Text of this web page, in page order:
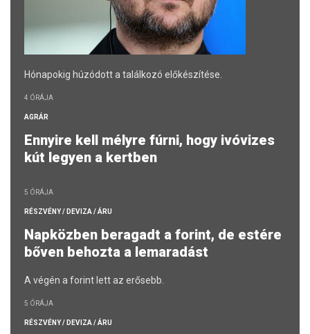
Hónapokig húzódott a találkozó előkészítése.
4 ÓRÁJA
AGRÁR
Ennyire kell mélyre fúrni, hogy ivóvizes
kút legyen a kertben
5 ÓRÁJA
RÉSZVÉNY / DEVIZA / ÁRU
Napközben beragadt a forint, de estére
bőven behozta a lemaradást
A végén a forint lett az erősebb.
5 ÓRÁJA
RÉSZVÉNY / DEVIZA / ÁRU